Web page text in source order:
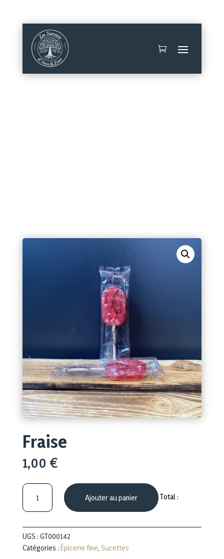
Fraise
1,00 €
quantité
Fraise
Ajouter au panier Total :
UGS : GT000142
Catégories : Épicerie fine, Sucettes